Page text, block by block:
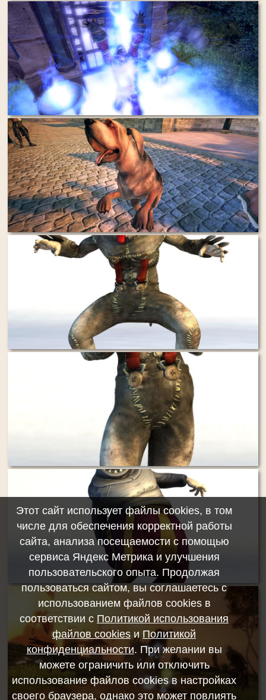
Этот сайт использует файлы cookies, в том
числе для обеспечения корректной работы
сайта, анализа посещаемости с помощью
сервиса Яндекс Метрика и улучшения
пользовательского опыта. Продолжая
пользоваться сайтом, вы соглашаетесь с
использованием файлов cookies в
соответствии с Политикой использования
файлов cookies и Политикой
конфиденциальности. При желании вы
можете ограничить или отключить
использование файлов cookies в настройках
своего браузера, однако это может повлиять